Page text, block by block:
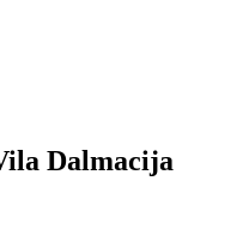
Dalmacija